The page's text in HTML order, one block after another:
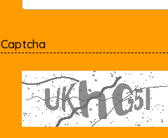
Captcha